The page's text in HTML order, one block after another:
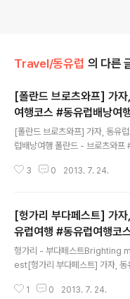
Travel/동유럽 의 다른
[폴란드 브로츠와프] 가
여행코스 #동유럽배낭여
[폴란드 브로츠와프] 가자, 동유
럽배낭여행 폴란드 - 브로츠와
그대로의 모습을 간직한 도시!
곳에서 생산된 제품은 유럽전역
이들 200점이 도시 곳곳에 숨어
를 찾는 것도 쏠쏠한 재미~
3 0 2013. 7. 24.
[헝가리 부다페스트] 가
유럽여행 #동유럽여행코
헝가리 - 부다페스트Brighting
est[헝가리 부다페스트] 가자, 동
PEST) 밤하늘에 별이 빛난다면
1 0 2013. 7. 24.